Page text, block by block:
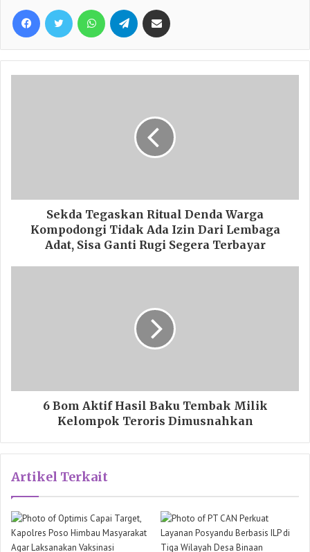
Facebook Twitter WhatsApp Telegram
Sekda Tegaskan Ritual Denda Warga
Kompodongi Tidak Ada Izin Dari Lembaga
Adat, Sisa Ganti Rugi Segera Terbayar
6 Bom Aktif Hasil Baku Tembak Milik
Kelompok Teroris Dimusnahkan
Artikel Terkait